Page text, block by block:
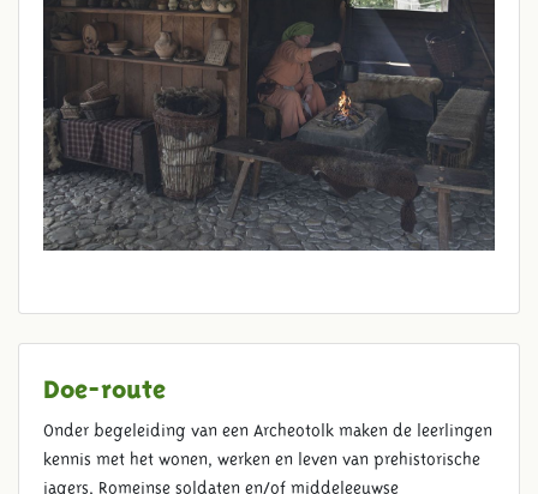
Doe-route
Onder begeleiding van een Archeotolk maken de leerlingen
kennis met het wonen, werken en leven van prehistorische
jagers, Romeinse soldaten en/of middeleeuwse